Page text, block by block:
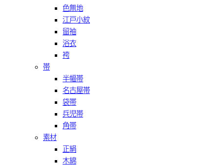
色無地
江戸小紋
留袖
浴衣
袴
帯
半幅帯
名古屋帯
袋帯
兵児帯
角帯
素材
正絹
木綿